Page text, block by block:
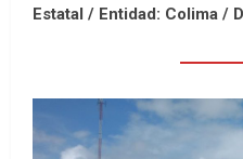
Estatal / Entidad: Colima /